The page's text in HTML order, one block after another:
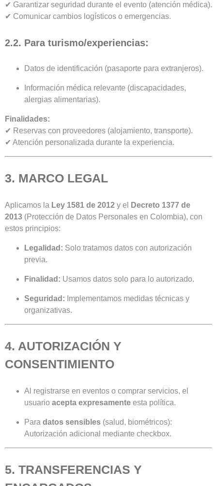
✔ Garantizar seguridad durante el evento (atención médica).
✔ Comunicar cambios logísticos o emergencias.
2.2. Para turismo/experiencias:
Datos de identificación (pasaporte para extranjeros).
Información médica relevante (discapacidades,
alergias alimentarias).
Finalidades:
✔ Reservas con proveedores (alojamiento, transporte).
✔ Atención personalizada durante la experiencia.
3. MARCO LEGAL
Aplicamos la Ley 1581 de 2012 y el
Decreto 1377 de
2013 (Protección de Datos Personales en Colombia), con
estos principios:
Legalidad: Solo tratamos datos con autorización
previa.
Finalidad: Usamos datos solo para lo autorizado.
Seguridad: Implementamos medidas técnicas y
organizativas.
4. AUTORIZACIÓN Y
CONSENTIMIENTO
Al registrarse en eventos o comprar servicios, el
usuario acepta expresamente esta política.
Para datos sensibles (salud, biométricos):
Autorización adicional mediante checkbox.
5. TRANSFERENCIAS Y